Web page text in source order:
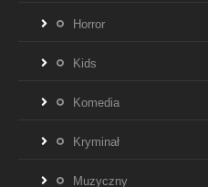
Horror
Kids
Komedia
Kryminał
Muzyczny